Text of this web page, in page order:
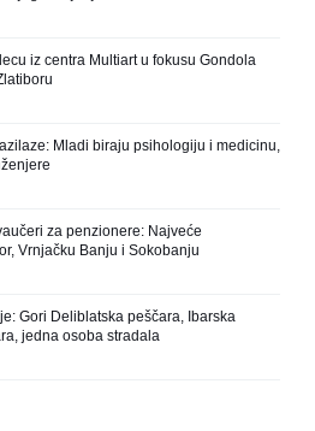
iz centra Multiart u fokusu Gondola
Mladi biraju psihologiju i medicinu,
za penzionere: Najveće
Vrnjačku Banju i Sokobanju
Gori Deliblatska peščara, Ibarska
jedna osoba stradala